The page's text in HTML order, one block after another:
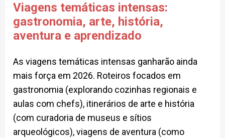
Viagens temáticas intensas:
gastronomia, arte, história,
aventura e aprendizado
As viagens temáticas intensas ganharão ainda
mais força em 2026. Roteiros focados em
gastronomia (explorando cozinhas regionais e
aulas com chefs), itinerários de arte e história
(com curadoria de museus e sítios
arqueológicos), viagens de aventura (como